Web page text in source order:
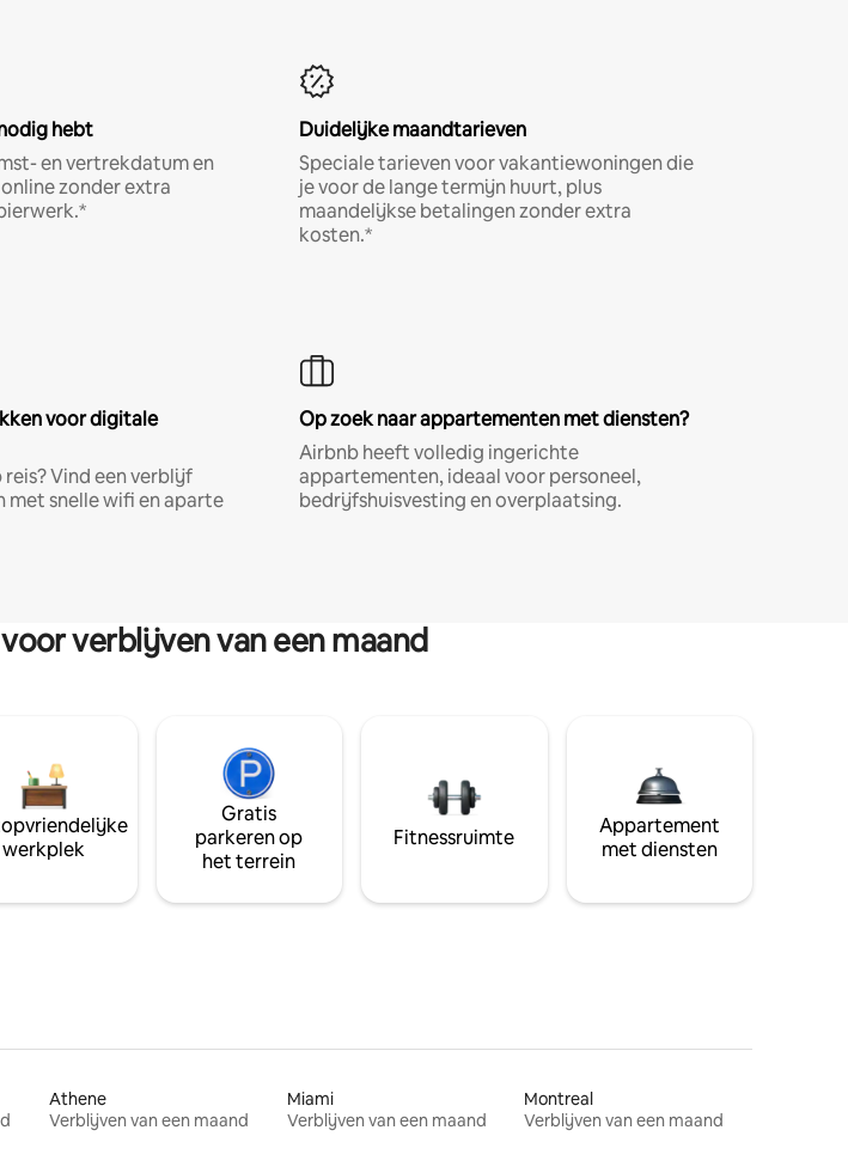
hebt
en vertrekdatum en
zonder extra
Duidelijke maandtarieven
Speciale tarieven voor vakantiewoningen die
je voor de lange termijn huurt, plus
maandelijkse betalingen zonder extra
kosten.*
voor digitale
Vind een verblijf
met snelle wifi en aparte
Op zoek naar appartementen met diensten?
Airbnb heeft volledig ingerichte
appartementen, ideaal voor personeel,
bedrijfshuisvesting en overplaatsing.
verblijven van een maand
werkplek
Gratis
parkeren op
het terrein
Fitnessruimte
Appartement
met diensten
Athene
Verblijven van een maand
Miami
Verblijven van een maand
Montreal
Verblijven van een maand